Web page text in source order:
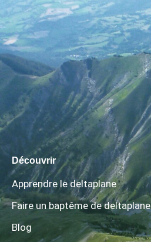
Découvrir
Apprendre le deltaplane
Faire un baptême de deltaplane
Blog